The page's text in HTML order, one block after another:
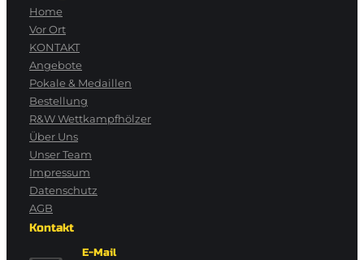
Home
Vor Ort
KONTAKT
Angebote
Pokale & Medaillen
Bestellung
R&W Wettkampfhölzer
Über Uns
Unser Team
Impressum
Datenschutz
AGB
Kontakt
E-Mail